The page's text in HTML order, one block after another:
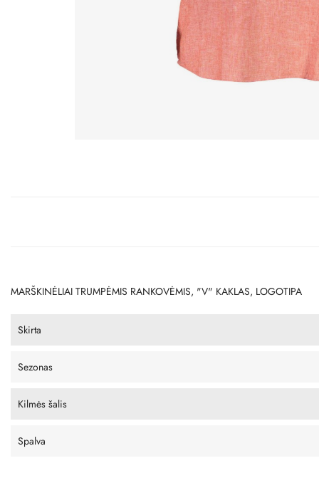
MARŠKINĖLIAI TRUMPĖMIS RANKOVĖMIS, "V" KAKLAS, LOGOTIPA
Skirta
Sezonas
Kilmės šalis
Spalva